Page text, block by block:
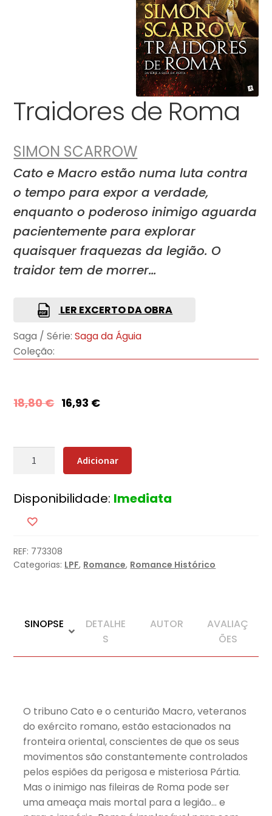
Traidores de Roma
SIMON SCARROW
Cato e Macro estão numa luta contra
o tempo para expor a verdade,
enquanto o poderoso inimigo aguarda
pacientemente para explorar
quaisquer fraquezas da legião. O
traidor tem de morrer…
LER EXCERTO DA OBRA
Saga / Série: Saga da Águia
Coleção:
18,80€ 16,93 €
Quantidade
de
Roma
Adicionar
Disponibilidade: Imediata
REF: 773308
Categorias: LPF, Romance, Romance Histórico
SINOPSE
DETALHE
S
AUTOR
AVALIAÇ
ÕES
O tribuno Cato e o centurião Macro, veteranos
do exército romano, estão estacionados na
fronteira oriental, conscientes de que os seus
movimentos são constantemente controlados
pelos espiões da perigosa e misteriosa Pártia.
Mas o inimigo nas fileiras de Roma pode ser
uma ameaça mais mortal para a legião… e